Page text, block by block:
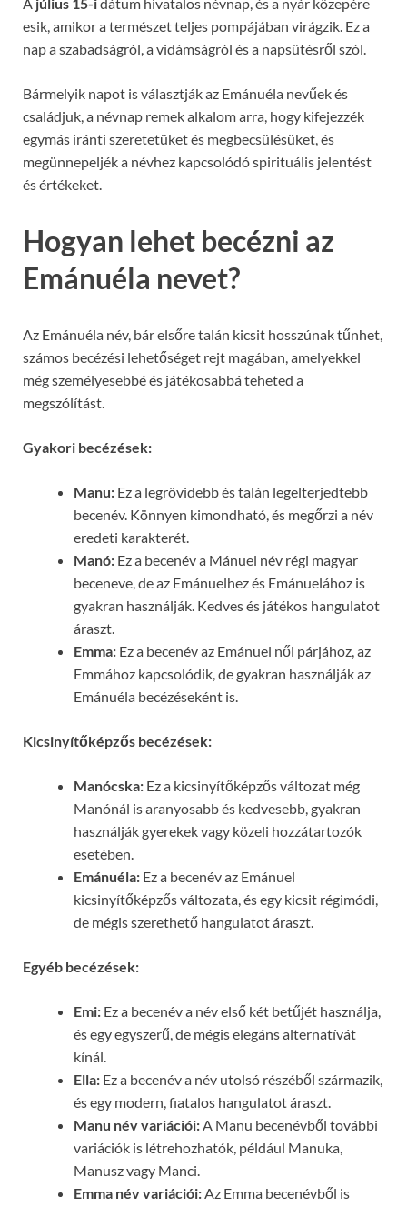
A július 15-idátum hivatalos névnap, és a nyár közepére
esik, amikor a természet teljes pompájában virágzik. Ez a
nap a szabadságról, a vidámságról és a napsütésről szól.
Bármelyik napot is választják az Emánuéla nevűek és
családjuk, a névnap remek alkalom arra, hogy kifejezzék
egymás iránti szeretetüket és megbecsülésüket, és
megünnepeljék a névhez kapcsolódó spirituális jelentést
és értékeket.
Hogyan lehet becézni az
Emánuéla nevet?
Az Emánuéla név, bár elsőre talán kicsit hosszúnak tűnhet,
számos becézési lehetőséget rejt magában, amelyekkel
még személyesebbé és játékosabbá teheted a
megszólítást.
Gyakori becézések:
Manu: Ez a legrövidebb és talán legelterjedtebb
becenév. Könnyen kimondható, és megőrzi a név
eredeti karakterét.
Manó: Ez a becenév a Mánuel név régi magyar
beceneve, de az Emánuelhez és Emánuelához is
gyakran használják. Kedves és játékos hangulatot
áraszt.
Emma: Ez a becenév az Emánuel női párjához, az
Emmához kapcsolódik, de gyakran használják az
Emánuéla becézéseként is.
Kicsinyítőképzős becézések:
Manócska: Ez a kicsinyítőképzős változat még
Manónál is aranyosabb és kedvesebb, gyakran
használják gyerekek vagy közeli hozzátartozók
esetében.
Emánuéla: Ez a becenév az Emánuel
kicsinyítőképzős változata, és egy kicsit régimódi,
de mégis szerethető hangulatot áraszt.
Egyéb becézések:
Emi: Ez a becenév a név első két betűjét használja,
és egy egyszerű, de mégis elegáns alternatívát
kínál.
Ella: Ez a becenév a név utolsó részéből származik,
és egy modern, fiatalos hangulatot áraszt.
Manu név variációi:A Manu becenévből további
variációk is létrehozhatók, például Manuka,
Manusz vagy Manci.
Emma név variációi:Az Emma becenévből is